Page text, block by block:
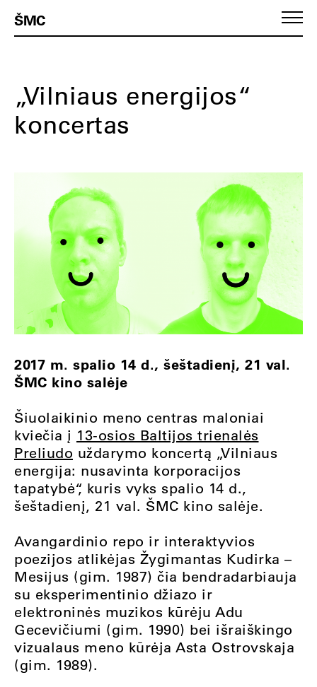
ŠMC
„Vilniaus energijos“
koncertas
2017 m. spalio 14 d., šeštadienį, 21 val.
ŠMC kino salėje
Šiuolaikinio meno centras maloniai
kviečia į 13-osios Baltijos trienalės
Preliudo uždarymo koncertą „Vilniaus
energija: nusavinta korporacijos
tapatybė“, kuris vyks spalio 14 d.,
šeštadienį, 21 val. ŠMC kino salėje.
Avangardinio repo ir interaktyvios
poezijos atlikėjas Žygimantas Kudirka –
Mesijus (gim. 1987) čia bendradarbiauja
su eksperimentinio džiazo ir
elektroninės muzikos kūrėju Adu
Gecevičiumi (gim. 1990) bei išraiškingo
vizualaus meno kūrėja Asta Ostrovskaja
(gim. 1989).